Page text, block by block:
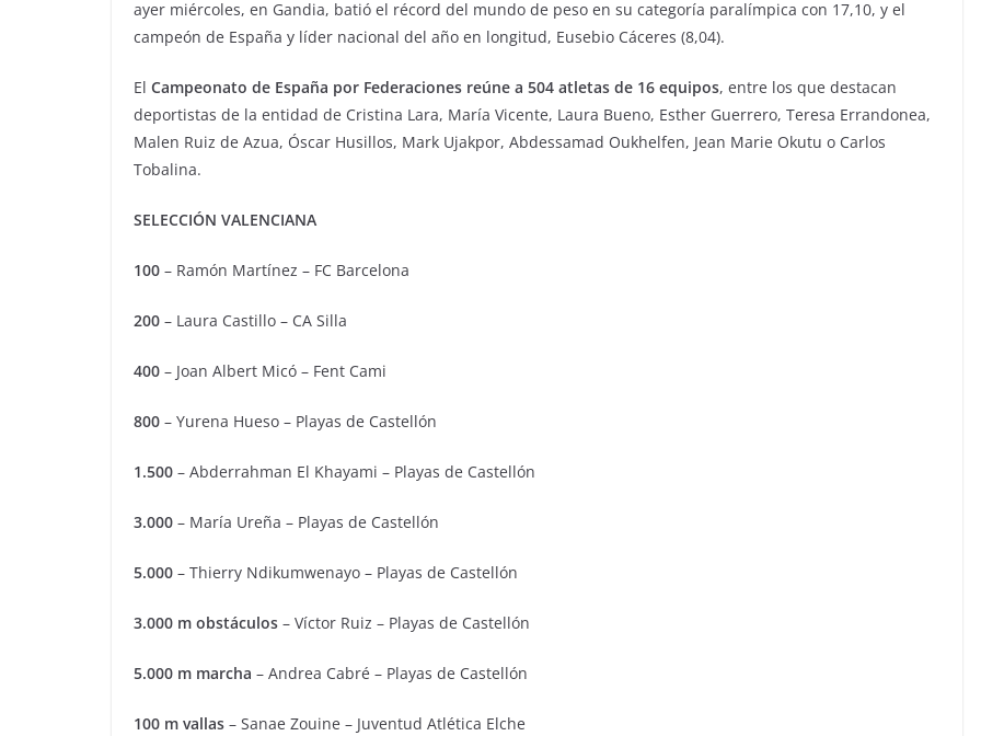
ayer miércoles, en Gandia, batió el récord del mundo de peso en su categoría paralímpica con 17,10, y el
campeón de España y líder nacional del año en longitud, Eusebio Cáceres (8,04).
El Campeonato de España por Federaciones reúne a 504 atletas de 16 equipos, entre los que destacan
deportistas de la entidad de Cristina Lara, María Vicente, Laura Bueno, Esther Guerrero, Teresa Errandonea,
Malen Ruiz de Azua, Óscar Husillos, Mark Ujakpor, Abdessamad Oukhelfen, Jean Marie Okutu o Carlos
Tobalina.
SELECCIÓN VALENCIANA
100 – Ramón Martínez – FC Barcelona
200 – Laura Castillo – CA Silla
400 – Joan Albert Micó – Fent Cami
800 – Yurena Hueso – Playas de Castellón
1.500 – Abderrahman El Khayami – Playas de Castellón
3.000 – María Ureña – Playas de Castellón
5.000 – Thierry Ndikumwenayo – Playas de Castellón
3.000 m obstáculos – Víctor Ruiz – Playas de Castellón
5.000 m marcha – Andrea Cabré – Playas de Castellón
100 m vallas – Sanae Zouine – Juventud Atlética Elche